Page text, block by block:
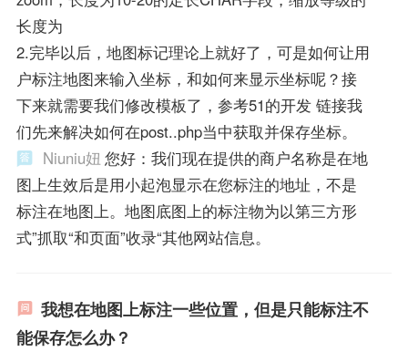
长度为
2.完毕以后，地图标记理论上就好了，可是如何让用
户标注地图来输入坐标，和如何来显示坐标呢？接
下来就需要我们修改模板了，参考51的开发 链接我
们先来解决如何在post..php当中获取并保存坐标。
Niuniu妞 您好：我们现在提供的商户名称是在地
图上生效后是用小起泡显示在您标注的地址，不是
标注在地图上。地图底图上的标注物为以第三方形
式”抓取“和页面”收录“其他网站信息。
我想在地图上标注一些位置，但是只能标注不
能保存怎么办？